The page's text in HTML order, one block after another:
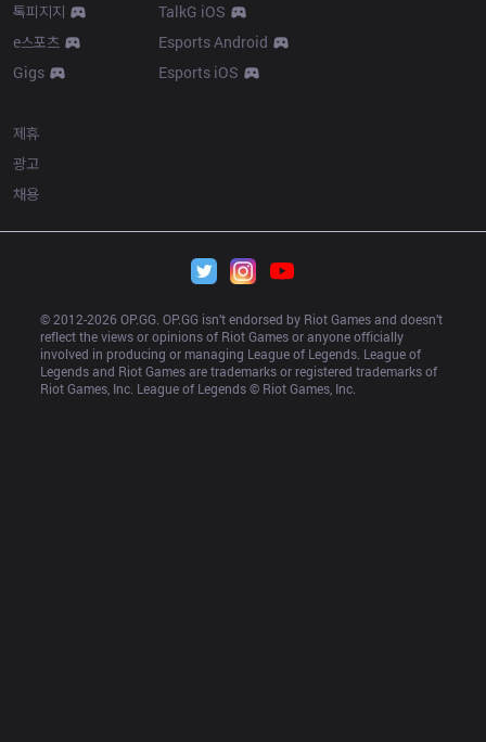
톡피지지
e스포츠
Gigs
TalkG iOS
Esports Android
Esports iOS
제휴
광고
채용
© 2012-2026 OP.GG. OP.GG isn’t endorsed by Riot Games and doesn’t
reflect the views or opinions of Riot Games or anyone officially
involved in producing or managing League of Legends. League of
Legends and Riot Games are trademarks or registered trademarks of
Riot Games, Inc. League of Legends © Riot Games, Inc.